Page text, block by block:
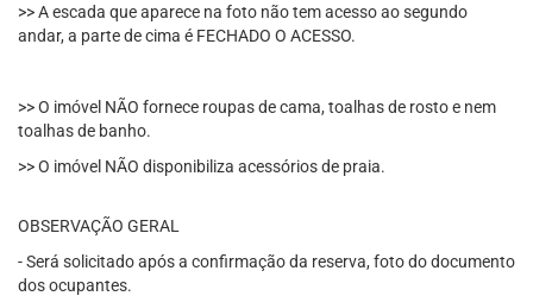
>> A escada que aparece na foto não tem acesso ao segundo
andar, a parte de cima é FECHADO O ACESSO.
>> O imóvel NÃO fornece roupas de cama, toalhas de rosto e nem
toalhas de banho.
>> O imóvel NÃO disponibiliza acessórios de praia.
OBSERVAÇÃO GERAL
- Será solicitado após a confirmação da reserva, foto do documento
dos ocupantes.